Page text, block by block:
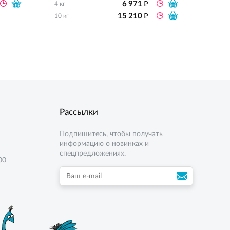
4 кг 6 971₽
10 кг 15 210₽
Рассылки
Подпишитесь, чтобы получать
информацию о новинках и
спецпредложениях.